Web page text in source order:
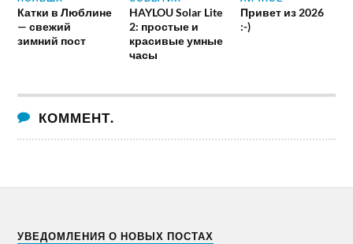
Катки в Люблине
— свежий
зимний пост
HAYLOU Solar Lite
2: простые и
красивые умные
часы
Привет из 2026
:-)
КОММЕНТ.
УВЕДОМЛЕНИЯ О НОВЫХ ПОСТАХ